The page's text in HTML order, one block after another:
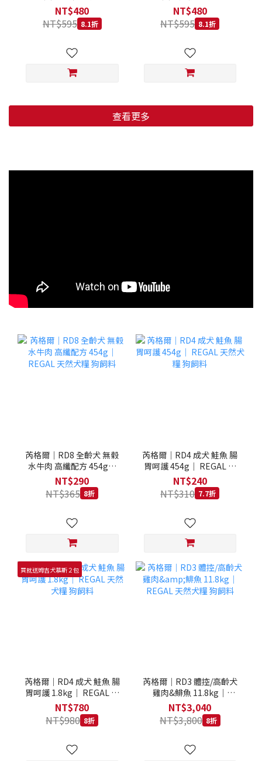
低穀鱈魚甜橙 小顆粒 800G
NT$480
NT$595 8.1折
羊肉藍莓 小顆粒 800G
NT$480
NT$595 8.1折
查看更多
芮格爾｜RD8 全齡犬 無榖
水牛肉 高纖配方 454g｜
REGAL 天然犬糧 狗飼料
NT$290
NT$365 8折
芮格爾｜RD4 成犬 鮭魚 腸
胃呵護 454g｜ REGAL 天
然犬糧 狗飼料
NT$240
NT$310 7.7折
買就送姆吉犬慕斯２包
芮格爾｜RD4 成犬 鮭魚 腸
胃呵護 1.8kg｜ REGAL 天
然犬糧 狗飼料
NT$780
NT$980 8折
芮格爾｜RD3 體控/高齡犬
雞肉&鯡魚 11.8kg｜
REGAL 天然犬糧 狗飼料
NT$3,040
NT$3,800 8折